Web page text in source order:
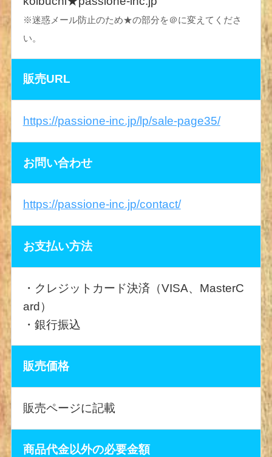
※迷惑メール防止のため★の部分を＠に変えてくださ
い。
販売URL
https://passione-inc.jp/lp/sale-page35/
お問い合わせ
https://passione-inc.jp/contact/
お支払い方法
・クレジットカード決済（VISA、MasterC
ard）
・銀行振込
販売価格
販売ページに記載
商品代金以外の必要金額